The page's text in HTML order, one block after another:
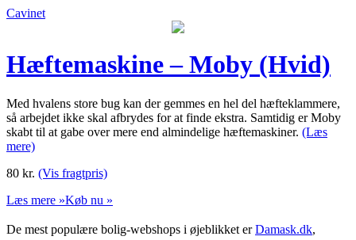
Cavinet
Hæftemaskine – Moby (Hvid)
Med hvalens store bug kan der gemmes en hel del hæfteklammere,
så arbejdet ikke skal afbrydes for at finde ekstra. Samtidig er Moby
skabt til at gabe over mere end almindelige hæftemaskiner. (Læs
mere)
80 kr. (Vis fragtpris)
Læs mere »Køb nu »
De mest populære bolig-webshops i øjeblikket erDamask.dk,